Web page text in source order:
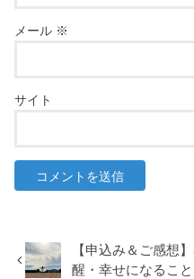
メール ※
サイト
【申込み＆ご感想
醒・幸せになるこ